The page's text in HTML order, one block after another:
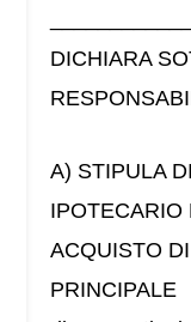
DICHIARA
A) STIPULA
IPOTECARIO
ACQUISTO
PRINCIPALE